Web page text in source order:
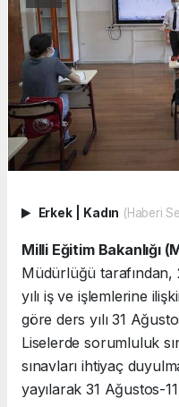
Erkek Kadın (Haberi
Milli Eğitim Bakanlığı
Müdürlüğü tarafından,
yılı iş ve işlemlerine
göre ders yılı 31
Liselerde sorumluluk
sınavları ihtiyaç
yayılarak 31 Ağustos-